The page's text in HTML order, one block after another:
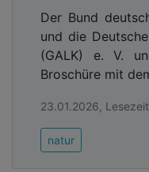
Der Bund
und die
(GALK) e. V.
Broschüre mit
23.01.2026,
natur